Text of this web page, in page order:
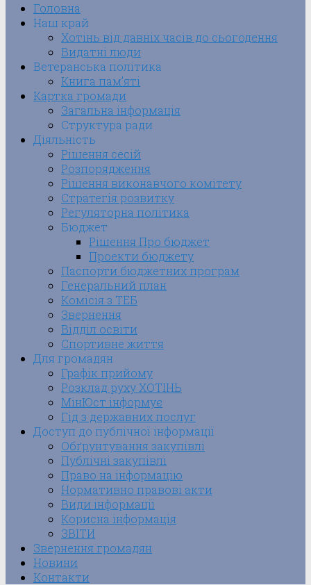
Головна
Наш край
Хотінь від давніх часів до сьогодення
Видатні люди
Ветеранська політика
Книга пам’яті
Картка громади
Загальна інформація
Структура ради
Діяльність
Рішення сесій
Розпорядження
Рішення виконавчого комітету
Стратегія розвитку
Регуляторна політика
Бюджет
Рішення Про бюджет
Проекти бюджету
Паспорти бюджетних програм
Генеральний план
Комісія з ТЕБ
Звернення
Відділ освіти
Спортивне життя
Для громадян
Графік прийому
Розклад руху ХОТІНЬ
МінЮст інформує
Гід з державних послуг
Доступ до публічної інформації
Обґрунтування закупівлі
Публічні закупівлі
Право на інформацію
Нормативно правові акти
Види інформації
Корисна інформація
ЗВІТИ
Звернення громадян
Новини
Контакти